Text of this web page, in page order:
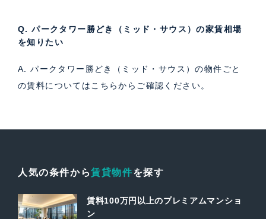
Q. パークタワー勝どき（ミッド・サウス）の家賃相場
を知りたい
A. パークタワー勝どき（ミッド・サウス）の物件ごと
の賃料については こちらからご確認ください。
人気の条件から賃貸物件を探す
賃料100万円以上のプレミアムマンショ
ン